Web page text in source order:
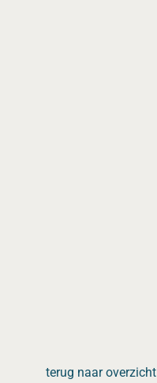
terug naar overzicht